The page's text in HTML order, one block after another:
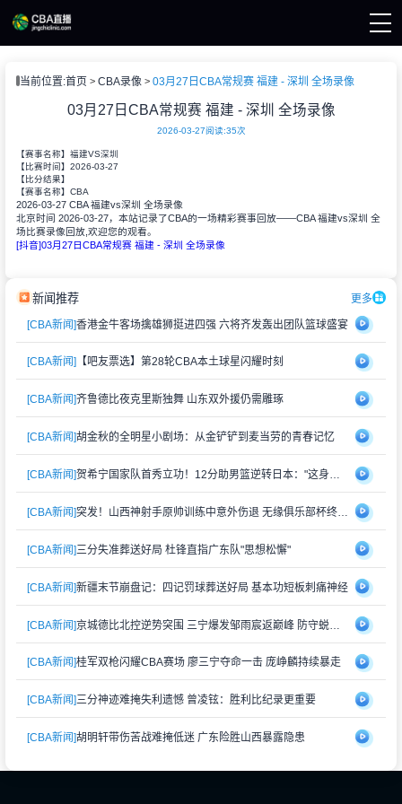
播
当前位置:首页 CBA录像 03月27日CBA常规赛 福建 - 深圳 全场录像
03月27日CBA常规赛 福建 - 深圳 全场录像
2026-03-27阅读:35次
【赛事名称】 福建VS深圳
【比赛时间】 2026-03-27
【比分结果】
【赛事名称】 CBA
2026-03-27 CBA 福建vs深圳 全场录像
北京时间 2026-03-27，本站记录了CBA的一场精彩赛事回放——CBA 福建vs深圳 全
场比赛录像回放,欢迎您的观看。
[抖音]03月27日CBA常规赛 福建 - 深圳 全场录像
新闻推荐 更多
[CBA新闻]香港金牛客场擒雄狮挺进四强 六将齐发轰出团队篮球盛宴
[CBA新闻] 【吧友票选】第28轮CBA本土球星闪耀时刻
[CBA新闻]齐鲁德比夜克里斯独舞 山东双外援仍需雕琢
[CBA新闻]胡金秋的全明星小剧场：从金铲铲到麦当劳的青春记忆
[CBA新闻] 贺希宁国家队首秀立功！12分助男篮逆转日本："这身战袍再累也值"
[CBA新闻] 突发！山西神射手原帅训练中意外伤退 无缘俱乐部杯终极对决
[CBA新闻]三分失准葬送好局 杜锋直指广东队"思想松懈"
[CBA新闻]新疆末节崩盘记：四记罚球葬送好局 基本功短板刺痛神经
[CBA新闻] 京城德比北控逆势突围 三宁爆发邹雨宸返巅峰 防守蜕变成关键
[CBA新闻]桂军双枪闪耀CBA赛场 廖三宁夺命一击 庞峥麟持续暴走
[CBA新闻]三分神迹难掩失利遗憾 曾凌铉：胜利比纪录更重要
[CBA新闻]胡明轩带伤苦战难掩低迷 广东险胜山西暴露隐患